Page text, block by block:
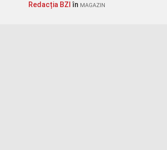
Redacția BZI în MAGAZIN